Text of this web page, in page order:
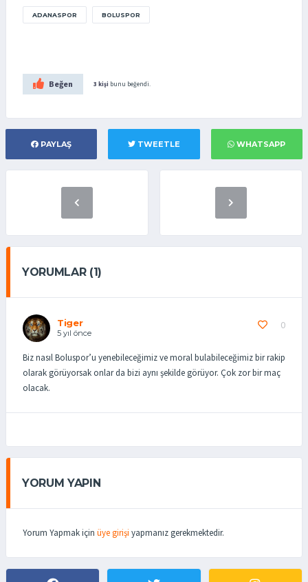
ADANASPOR BOLUSPOR
Beğen 3 kişi bunu beğendi.
PAYLAŞ TWEETLE WHATSAPP
YORUMLAR (1)
Tiger
5 yıl önce
0
Biz nasıl Boluspor’u yenebileceğimiz ve moral bulabileceğimiz bir rakip
olarak görüyorsak onlar da bizi aynı şekilde görüyor. Çok zor bir maç
olacak.
YORUM YAPIN
Yorum Yapmak için üye girişi yapmanız gerekmektedir.